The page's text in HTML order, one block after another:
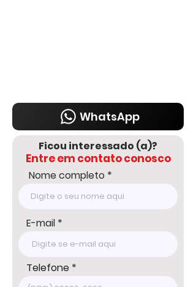
www.delmassoimoveis.com.br
WhatsApp
Ficou interessado (a)?
Entre em contato conosco
Nome completo
E-mail
Telefone